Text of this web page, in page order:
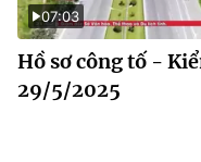
07:03
Hồ sơ công tố -
29/5/2025